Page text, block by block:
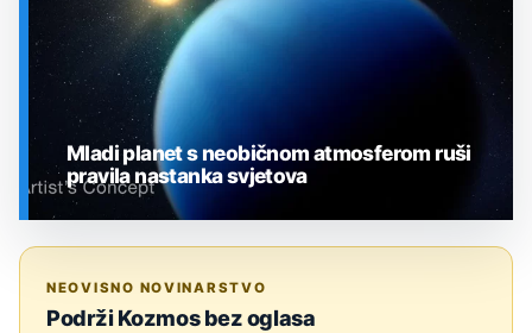
Mladi planet s neobičnom atmosferom ruši
pravila nastanka svjetova
NEOVISNO NOVINARSTVO
Podrži Kozmos bez oglasa